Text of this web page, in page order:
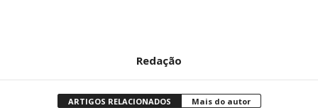
Redação
ARTIGOS RELACIONADOS Mais do autor